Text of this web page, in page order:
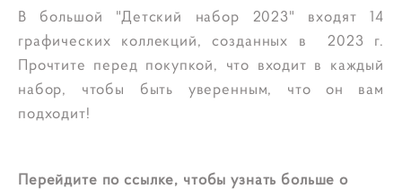
В большой "Детский набор 2023" входят 14
графических коллекций, созданных в 2023 г.
Прочтите перед покупкой, что входит в каждый
набор, чтобы быть уверенным, что он вам
подходит!
Перейдите по ссылке, чтобы узнать больше о